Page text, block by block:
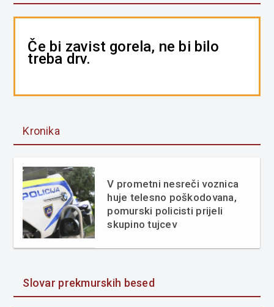
Če bi zavist gorela, ne bi bilo
treba drv.
Kronika
V prometni nesreči voznica
huje telesno poškodovana,
pomurski policisti prijeli
skupino tujcev
Slovar prekmurskih besed